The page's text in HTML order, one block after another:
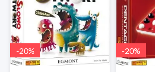
-20% -20%